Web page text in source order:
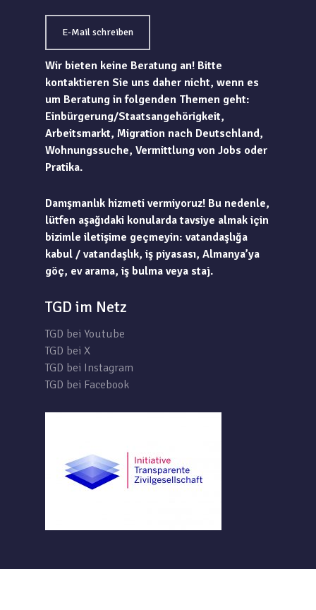
E-Mail schreiben
Wir bieten keine Beratung an! Bitte
kontaktieren Sie uns daher nicht, wenn es
um Beratung in folgenden Themen geht:
Einbürgerung/Staatsangehörigkeit,
Arbeitsmarkt, Migration nach Deutschland,
Wohnungssuche, Vermittlung von Jobs oder
Pratika.
Danışmanlık hizmeti vermiyoruz! Bu nedenle,
lütfen aşağıdaki konularda tavsiye almak için
bizimle iletişime geçmeyin: vatandaşlığa
kabul / vatandaşlık, iş piyasası, Almanya’ya
göç, ev arama, iş bulma veya staj.
TGD im Netz
TGD bei Youtube
TGD bei X
TGD bei Instagram
TGD bei Facebook